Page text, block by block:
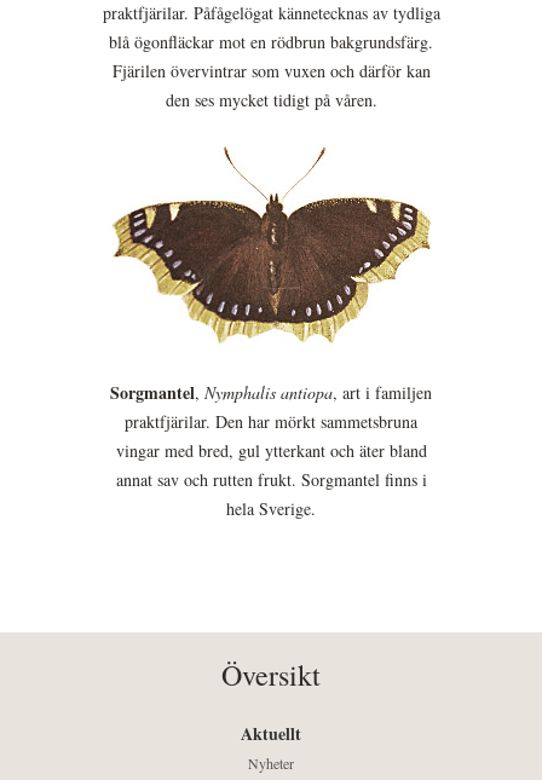
praktfjärilar. Påfågelögat kännetecknas av tydliga
blå ögonfläckar mot en rödbrun bakgrundsfärg.
Fjärilen övervintrar som vuxen och därför kan
den ses mycket tidigt på våren.
Sorgmantel, Nymphalis antiopa, art i familjen
praktfjärilar. Den har mörkt sammetsbruna
vingar med bred, gul ytterkant och äter bland
annat sav och rutten frukt. Sorgmantel finns i
hela Sverige.
Översikt
Aktuellt
Nyheter